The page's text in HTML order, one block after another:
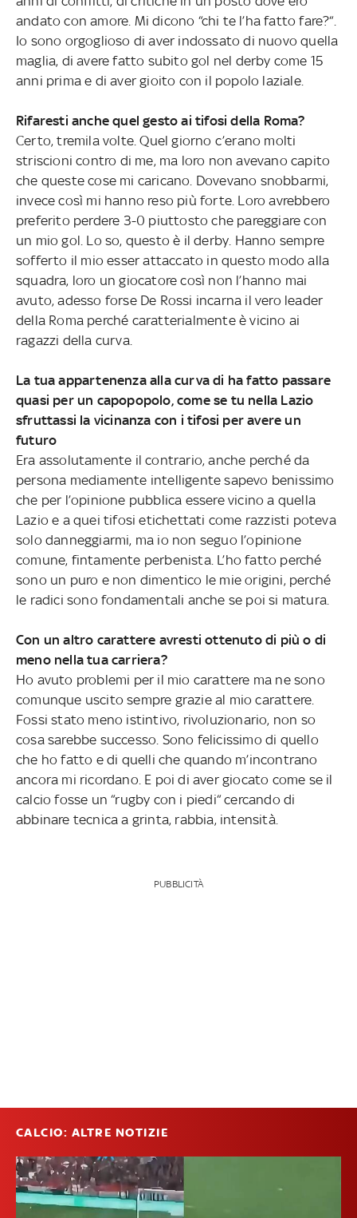
andato con amore. Mi dicono “chi te l’ha fatto fare?“.
Io sono orgoglioso di aver indossato di nuovo quella
maglia, di avere fatto subito gol nel derby come 15
anni prima e di aver gioito con il popolo laziale.
Rifaresti anche quel gesto ai tifosi della Roma?
Certo, tremila volte. Quel giorno c’erano molti
striscioni contro di me, ma loro non avevano capito
che queste cose mi caricano. Dovevano snobbarmi,
invece così mi hanno reso più forte. Loro avrebbero
preferito perdere 3-0 piuttosto che pareggiare con
un mio gol. Lo so, questo è il derby. Hanno sempre
sofferto il mio esser attaccato in questo modo alla
squadra, loro un giocatore così non l’hanno mai
avuto, adesso forse De Rossi incarna il vero leader
della Roma perché caratterialmente è vicino ai
ragazzi della curva.
La tua appartenenza alla curva di ha fatto passare
quasi per un capopopolo, come se tu nella Lazio
sfruttassi la vicinanza con i tifosi per avere un
futuro
Era assolutamente il contrario, anche perché da
persona mediamente intelligente sapevo benissimo
che per l’opinione pubblica essere vicino a quella
Lazio e a quei tifosi etichettati come razzisti poteva
solo danneggiarmi, ma io non seguo l’opinione
comune, fintamente perbenista. L’ho fatto perché
sono un puro e non dimentico le mie origini, perché
le radici sono fondamentali anche se poi si matura.
Con un altro carattere avresti ottenuto di più o di
meno nella tua carriera?
Ho avuto problemi per il mio carattere ma ne sono
comunque uscito sempre grazie al mio carattere.
Fossi stato meno istintivo, rivoluzionario, non so
cosa sarebbe successo. Sono felicissimo di quello
che ho fatto e di quelli che quando m’incontrano
ancora mi ricordano. E poi di aver giocato come se il
calcio fosse un “rugby con i piedi“ cercando di
abbinare tecnica a grinta, rabbia, intensità.
PUBBLICITÀ
CALCIO: ALTRE NOTIZIE